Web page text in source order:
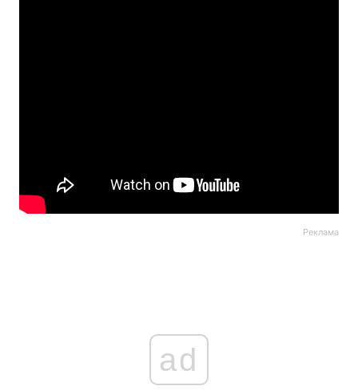
Реклама
ad